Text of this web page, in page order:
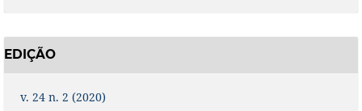
EDIÇÃO
v. 24 n. 2 (2020)